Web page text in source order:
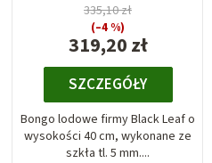
319,20 zł
335,10 zł
(–4 %)
SZCZEGÓŁY
Bongo lodowe firmy Black Leaf o
wysokości 40 cm, wykonane ze
szkła tl. 5 mm....